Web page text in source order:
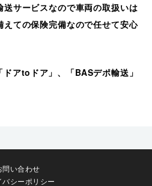
サービスなので車両の取扱いは
えての保険完備なので任せて安心
アtoドア」、「BASデポ輸送」
問い合わせ
バシーポリシー